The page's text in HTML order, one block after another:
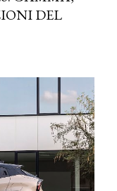
DEL